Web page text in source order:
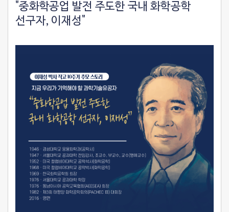
"중화학공업 발전 주도한 국내 화학공학
선구자, 이재성"